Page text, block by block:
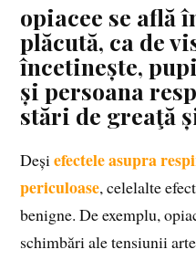
opiacee se află
plăcută, ca de
încetinește,
și persoana
stări de greaţă
Deșiefectele asupra
periculoase, celelalte
benigne. De exemplu,
schimbări ale tensiunii